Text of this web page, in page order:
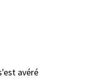
avéré